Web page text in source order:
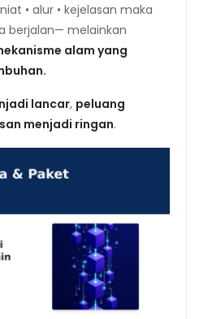
• alur • kejelasan maka
berjalan— melainkan
alam yang
lancar, peluang
menjadi ringan.